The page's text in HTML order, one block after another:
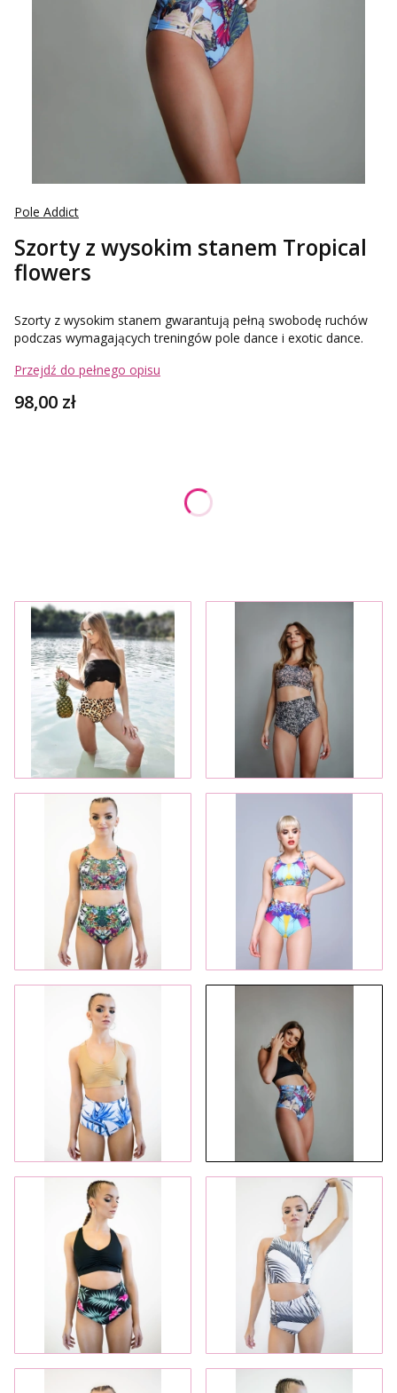
Pole Addict
Szorty z wysokim stanem Tropical
flowers
Szorty z wysokim stanem gwarantują pełną swobodę ruchów
podczas wymagających treningów pole dance i exotic dance.
Przejdź do pełnego opisu
Cena
98,00 zł